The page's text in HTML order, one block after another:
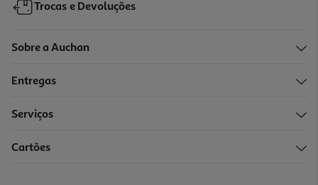
Trocas e Devoluções
Sobre a Auchan
Entregas
Serviços
Cartões